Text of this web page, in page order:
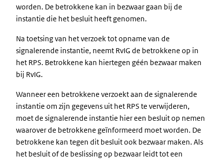
worden. De betrokkene kan in bezwaar gaan bij de
instantie die het besluit heeft genomen.
Na toetsing van het verzoek tot opname van de
signalerende instantie, neemt RvIG de betrokkene op in
het RPS. Betrokkene kan hiertegen géén bezwaar maken
bij RvIG.
Wanneer een betrokkene verzoekt aan de signalerende
instantie om zijn gegevens uit het RPS te verwijderen,
moet de signalerende instantie hier een besluit op nemen
waarover de betrokkene geïnformeerd moet worden. De
betrokkene kan tegen dit besluit ook bezwaar maken. Als
het besluit of de beslissing op bezwaar leidt tot een